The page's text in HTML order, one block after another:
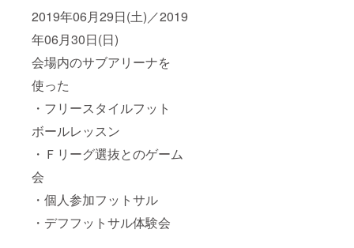
2019年06月29日(土)／2019
年06月30日(日)
会場内のサブアリーナを
使った
・フリースタイルフット
ボールレッスン
・Ｆリーグ選抜とのゲーム
会
・個人参加フットサル
・デフフットサル体験会